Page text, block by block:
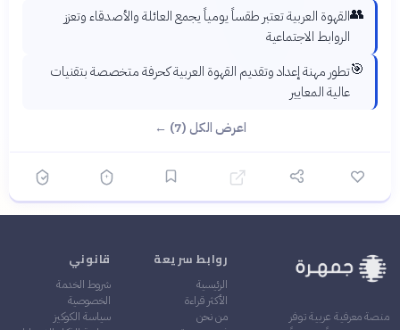
👥القهوة العربية تعتبر طقساً يومياً يجمع العائلة والأصدقاء وتعزز
الروابط الاجتماعية
🎯تطور مهنة إعداد وتقديم القهوة العربية كحرفة متخصصة بتقنيات
عالية المعايير
اعرض الكل (7) ←
منصة معرفية عربية توفر
روابط سريعة
الرئيسية
الأكثر قراءة
من نحن
قانوني
شروط الخدمة
الخصوصية
سياسة الكوكيز